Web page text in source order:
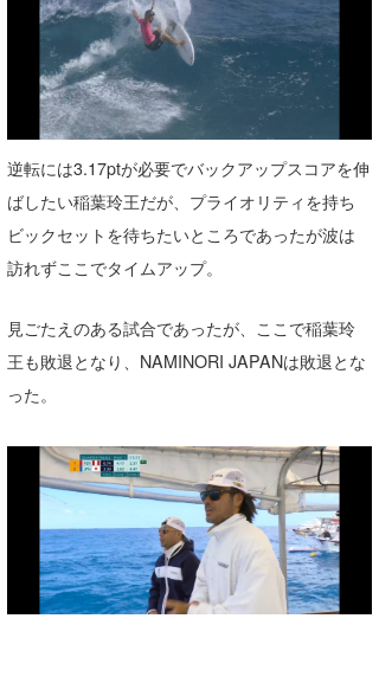
逆転には3.17ptが必要でバックアップスコアを伸
ばしたい稲葉玲王だが、プライオリティを持ち
ビックセットを待ちたいところであったが波は
訪れずここでタイムアップ。
見ごたえのある試合であったが、ここで稲葉玲
王も敗退となり、NAMINORI JAPANは敗退とな
った。